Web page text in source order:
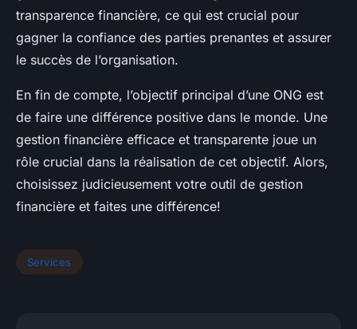
transparence financière, ce qui est crucial pour
gagner la confiance des parties prenantes et assurer
le succès de l’organisation.
En fin de compte, l’objectif principal d’une ONG est
de faire une différence positive dans le monde. Une
gestion financière efficace et transparente joue un
rôle crucial dans la réalisation de cet objectif. Alors,
choisissez judicieusement votre outil de gestion
financière et faites une différence!
Services